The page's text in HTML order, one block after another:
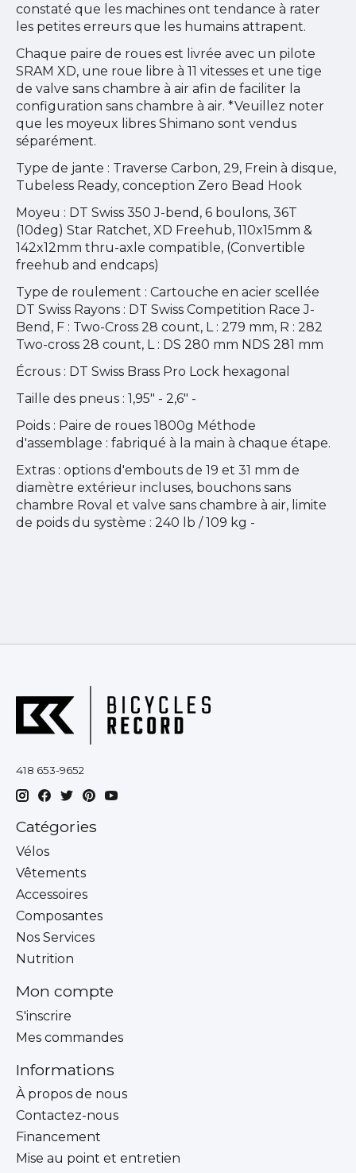
constaté que les machines ont tendance à rater
les petites erreurs que les humains attrapent.
Chaque paire de roues est livrée avec un pilote
SRAM XD, une roue libre à 11 vitesses et une tige
de valve sans chambre à air afin de faciliter la
configuration sans chambre à air. *Veuillez noter
que les moyeux libres Shimano sont vendus
séparément.
Type de jante : Traverse Carbon, 29, Frein à disque,
Tubeless Ready, conception Zero Bead Hook
Moyeu : DT Swiss 350 J-bend, 6 boulons, 36T
(10deg) Star Ratchet, XD Freehub, 110x15mm &
142x12mm thru-axle compatible, (Convertible
freehub and endcaps)
Type de roulement : Cartouche en acier scellée
DT Swiss Rayons : DT Swiss Competition Race J-
Bend, F : Two-Cross 28 count, L : 279 mm, R : 282
Two-cross 28 count, L : DS 280 mm NDS 281 mm
Écrous : DT Swiss Brass Pro Lock hexagonal
Taille des pneus : 1,95" - 2,6" -
Poids : Paire de roues 1800g Méthode
d'assemblage : fabriqué à la main à chaque étape.
Extras : options d'embouts de 19 et 31 mm de
diamètre extérieur incluses, bouchons sans
chambre Roval et valve sans chambre à air, limite
de poids du système : 240 lb / 109 kg -
418 653-9652
Catégories
Vélos
Vêtements
Accessoires
Composantes
Nos Services
Nutrition
Mon compte
S'inscrire
Mes commandes
Informations
À propos de nous
Contactez-nous
Financement
Mise au point et entretien